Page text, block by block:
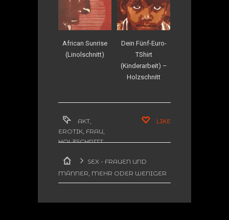
African Sunrise
(Linolschnitt)
Dein Fünf-Euro-
TShirt
(Kinderarbeit) –
Holzschnitt
AKT
EROTIK FRAU
HOLZSCHNITT
LIKE
SEX - FRAUEN UND
MÄNNER, MEHR ODER WENIGER